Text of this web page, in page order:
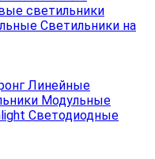
светильники
Светильники на
Линейные
Модульные
Светодиодные